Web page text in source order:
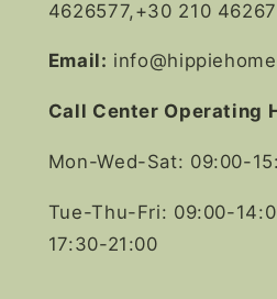
4626577,+30 210
Email:
Call Center Operating
Mon-Wed-Sat: 09:00-
Tue-Thu-Fri: 09:00-
17:30-21:00